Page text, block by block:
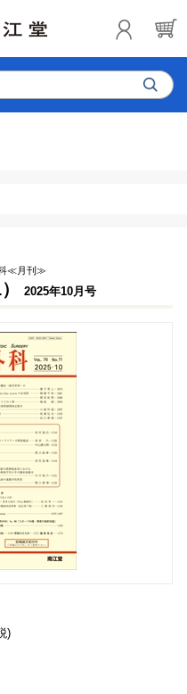
科≪月刊≫
2025年10月号
)